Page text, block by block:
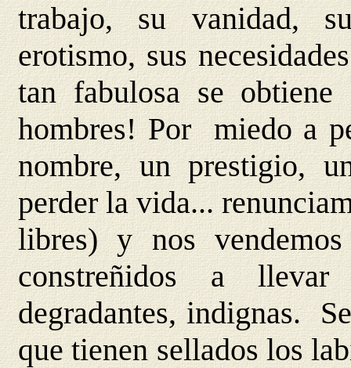
trabajo, su vanidad,
erotismo, sus
tan fabulosa se
hombres! Por miedo a
nombre, un prestigio,
perder la vida...
libres) y nos
constreñidos a
degradantes, indignas.
que tienen sellados los